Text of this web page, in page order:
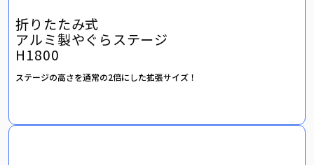
折りたたみ式
アルミ製やぐらステージ
H1800
ステージの高さを通常の2倍にした拡張サイズ！